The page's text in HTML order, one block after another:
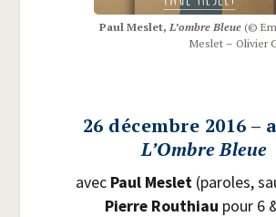
Paul Mes­let, L’ombre Bleue (©
Mes­let – Oli­vier
26 décembre 2016 –
L’Ombre Bleue
avec Paul Mes­let (paroles,
Pierre Rou­thiau pour 6